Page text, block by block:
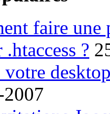
faire une
?